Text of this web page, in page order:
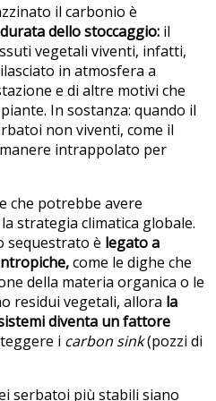
il carbonio è
durata dello stoccaggio: il
vegetali viventi, infatti,
in atmosfera a
e di altre motivi che
In sostanza: quando il
non viventi, come il
intrappolato per
che potrebbe avere
strategia climatica globale.
sequestrato è legato a
come le dighe che
della materia organica o le
residui vegetali, allora la
diventa un fattore
i carbon sink(pozzi di
serbatoi più stabili siano